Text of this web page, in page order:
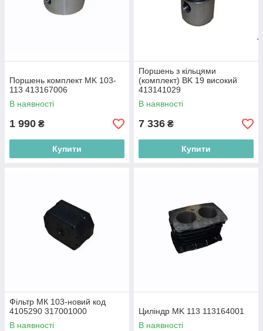
Поршень комплект MK 103-
113 413167006
В наявності
1 990 ₴
Купити
Поршень з кільцями
(комплект) BK 19 високий
413141029
В наявності
7 336 ₴
Купити
Фільтр МК 103-новий код
4105290 317001000
В наявності
Циліндр MK 113 113164001
В наявності